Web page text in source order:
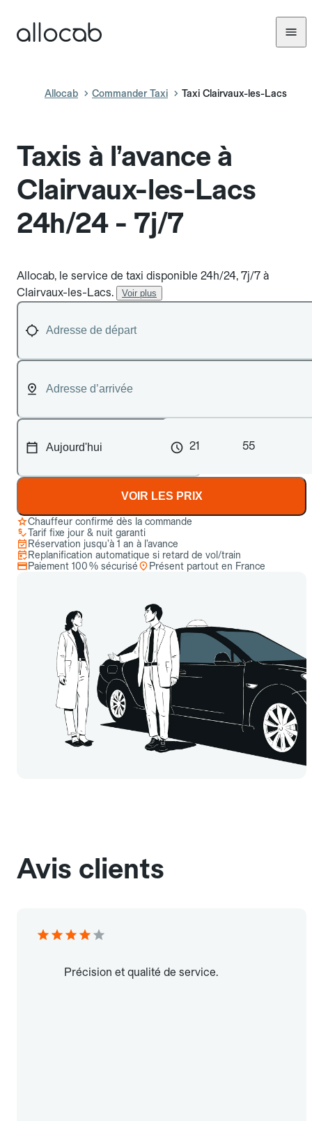
Allocab Commander Taxi Taxi Clairvaux-les-Lacs
Taxis à l’avance à
Clairvaux-les-Lacs
24h/24 - 7j/7
Allocab, le service de taxi disponible 24h/24, 7j/7 à
Clairvaux-les-Lacs.
Voir plus
21 55
VOIR LES PRIX
Chauffeur confirmé dès la commande
Tarif fixe jour & nuit garanti
Réservation jusqu’à 1 an à l’avance
Replanification automatique si retard de vol/train
Paiement 100 % sécurisé
Présent partout en France
Avis clients
Précision et qualité de service.